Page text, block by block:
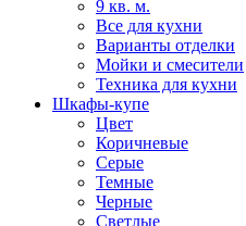
9 кв. м.
Все для кухни
Варианты отделки
Мойки и смесители
Техника для кухни
Шкафы-купе
Цвет
Коричневые
Серые
Темные
Черные
Светлые